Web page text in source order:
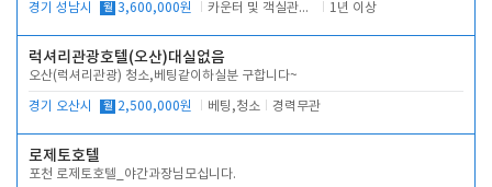
경기 성남시 월 3,600,000원 카운터 및 객실관리 전반 1년 이상
럭셔리관광호텔(오산)대실없음
오산(럭셔리관광) 청소,베팅같이하실분 구합니다~
경기 오산시 월 2,500,000원 베팅,청소 경력무관
로제토호텔
포천 로제토호텔_야간과장님모십니다.